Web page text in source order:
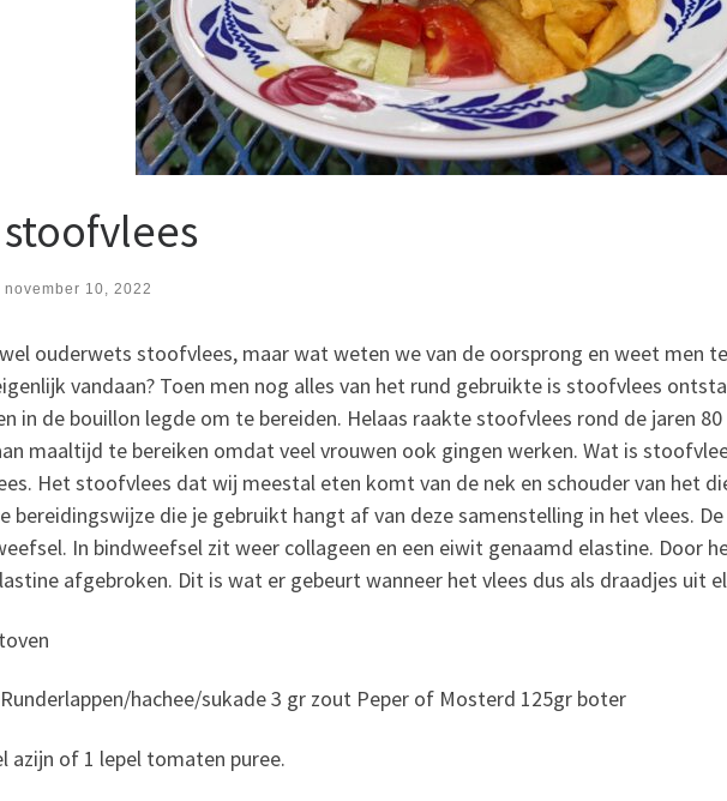
november 10, 2022
ouderwets stoofvlees, maar wat weten we van de oorsprong en weet men
vandaan? Toen men nog alles van het rund gebruikte is stoofvlees
in de bouillon legde om te bereiden. Helaas raakte stoofvlees rond de jaren
maaltijd te bereiken omdat veel vrouwen ook gingen werken. Wat is
Het stoofvlees dat wij meestal eten komt van de nek en schouder van het
bereidingswijze die je gebruikt hangt af van deze samenstelling in het vlees.
In bindweefsel zit weer collageen en een eiwit genaamd elastine. Door
afgebroken. Dit is wat er gebeurt wanneer het vlees dus als draadjes uit
hachee/sukade 3 gr zout Peper of Mosterd 125gr boter
azijn of 1 lepel tomaten puree.